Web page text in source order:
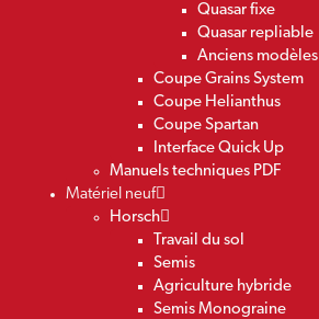
Quasar fixe
Quasar repliable
Anciens modèles
Coupe Grains System
Coupe Helianthus
Coupe Spartan
Interface Quick Up
Manuels techniques PDF
Matériel neuf
Horsch
Travail du sol
Semis
Agriculture hybride
Semis Monograine